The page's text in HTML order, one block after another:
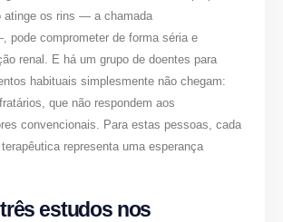
atinge os rins — a chamada
comprometer de forma séria e
renal. E há um grupo de doentes para
habituais simplesmente não chegam:
que não respondem aos
convencionais. Para estas pessoas, cada
representa uma esperança
estudos nos